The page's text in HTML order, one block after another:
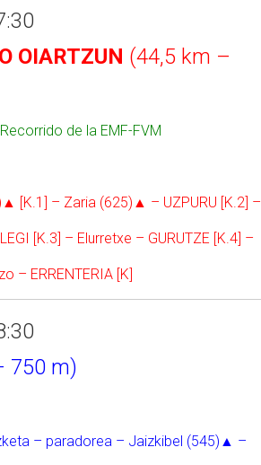
OIARTZUN (44,5 km –
de la EMF-FVM
[K.1] – Zaria (625)▲ – UZPURU [K.2] –
[K.3] – Elurretxe – GURUTZE [K.4] –
– ERRENTERIA [K]
750 m)
– paradorea – Jaizkibel (545)▲ –